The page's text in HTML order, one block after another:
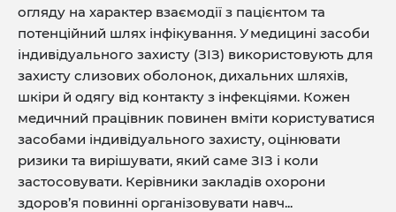
огляду на характер взаємодії з пацієнтом та
потенційний шлях інфікування. У медицині засоби
індивідуального захисту (ЗІЗ) використовують для
захисту слизових оболонок, дихальних шляхів,
шкіри й одягу від контакту з інфекціями. Кожен
медичний працівник повинен вміти користуватися
засобами індивідуального захисту, оцінювати
ризики та вирішувати, який саме ЗІЗ і коли
застосовувати. Керівники закладів охорони
здоров’я повинні організовувати навч...